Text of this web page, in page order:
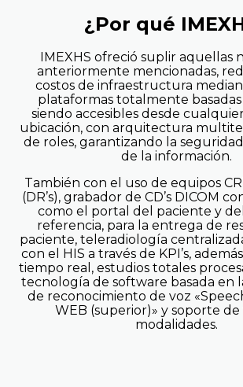
¿Por qué
IMEXHS ofreció suplir aquellas
anteriormente mencionadas,
costos de infraestructura
plataformas totalmente
siendo accesibles desde
ubicación, con arquitectura
de roles, garantizando la
de la información.
También con el uso de equipos
(DR’s), grabador de CD’s DICOM
como el portal del paciente y
referencia, para la entrega de
paciente, teleradiología
con el HIS a través de KPI’s,
tiempo real, estudios totales
tecnología de software basada en
de reconocimiento de voz
WEB (superior)» y soporte de
modalidades.